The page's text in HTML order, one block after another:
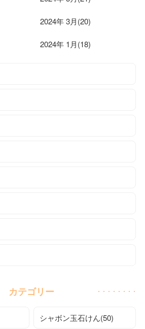
2024年 3月(20)
2024年 1月(18)
カテゴリー
シャボン玉石けん(50)